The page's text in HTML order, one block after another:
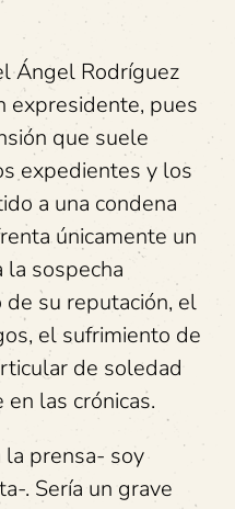
Ángel Rodríguez
expresidente, pues
que suele
expedientes y los
a una condena
únicamente un
la sospecha
su reputación, el
el sufrimiento de
de soledad
las crónicas.
prensa- soy
. Sería un grave